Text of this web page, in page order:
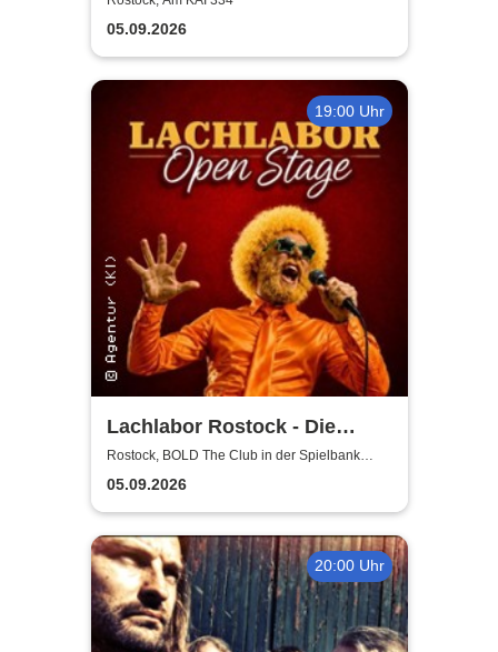
05.09.2026
19:00 Uhr
Lachlabor Rostock - Die
Comedy-Testbühne im BOLD
The Club
Rostock, BOLD The Club in der Spielbank
Rostock
05.09.2026
20:00 Uhr